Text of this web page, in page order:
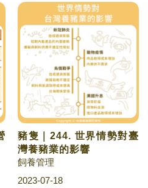
豬隻｜244. 世界情勢對臺
灣養豬業的影響
飼養管理
2023-07-18